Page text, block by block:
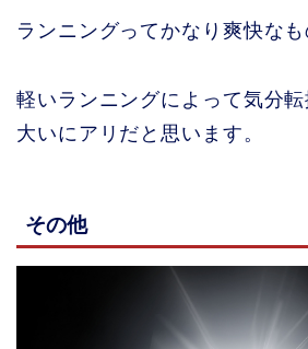
ランニングってかなり爽快なも
軽いランニングによって気分
大いにアリだと思います。
その他